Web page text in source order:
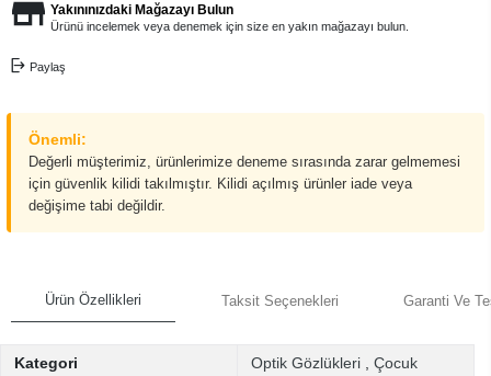
Yakınınızdaki Mağazayı Bulun
Ürünü incelemek veya denemek için size en yakın mağazayı bulun.
Paylaş
Önemli:
Değerli müşterimiz, ürünlerimize deneme sırasında zarar gelmemesi
için güvenlik kilidi takılmıştır. Kilidi açılmış ürünler iade veya
değişime tabi değildir.
Ürün Özellikleri Taksit Seçenekleri Garanti Ve
Kategori Optik Gözlükleri
Çocuk